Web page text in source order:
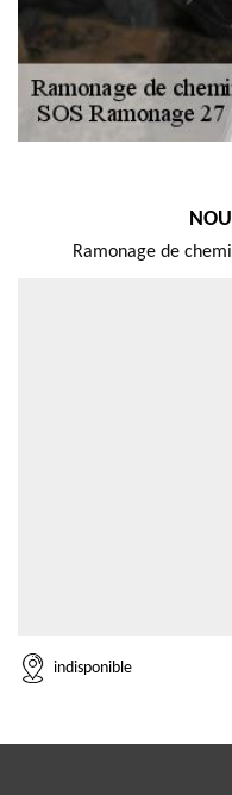
Ramonage de
indisponible